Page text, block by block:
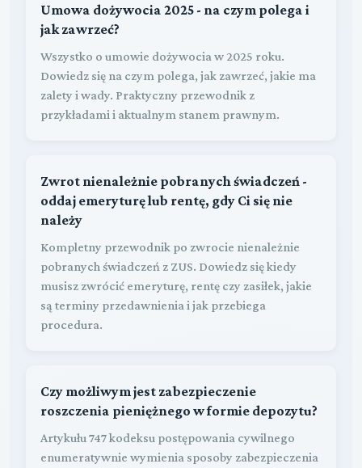
Umowa dożywocia 2025 - na czym polega i
jak zawrzeć?
Wszystko o umowie dożywocia w 2025 roku.
Dowiedz się na czym polega, jak zawrzeć, jakie ma
zalety i wady. Praktyczny przewodnik z
przykładami i aktualnym stanem prawnym.
Zwrot nienależnie pobranych świadczeń -
oddaj emeryturę lub rentę, gdy Ci się nie
należy
Kompletny przewodnik po zwrocie nienależnie
pobranych świadczeń z ZUS. Dowiedz się kiedy
musisz zwrócić emeryturę, rentę czy zasiłek, jakie
są terminy przedawnienia i jak przebiega
procedura.
Czy możliwym jest zabezpieczenie
roszczenia pieniężnego w formie depozytu?
Artykułu 747 kodeksu postępowania cywilnego
enumeratywnie wymienia sposoby zabezpieczenia